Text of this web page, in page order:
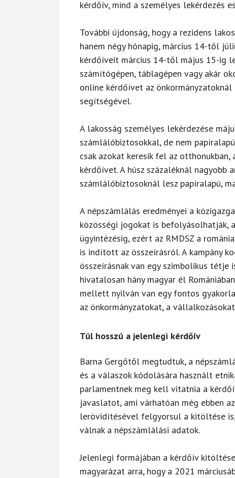
kérdőív, mind a személyes lekérdezés
További újdonság, hogy a rezidens
hanem négy hónapig, március 14-től
kérdőíveit március 14-től május 15-ig
számítógépen, táblagépen vagy akár
online kérdőívet az
segítségével.
A lakosság személyes lekérdezése
számlálóbiztosokkal, de nem
csak azokat keresik fel az
kérdőívet. A húsz százaléknál nagyobb
számlálóbiztosoknál lesz papíralapú,
A népszámlálás eredményei a
közösségi jogokat is befolyásolhatják,
ügyintézésig, ezért az RMDSZ a
is indított az összeírásról. A kampány
összeírásnak van egy szimbolikus
hivatalosan hány magyar él
mellett nyilván van egy fontos
az önkormányzatokat, a
Túl hosszú a jelenlegi kérdőív
Barna Gergőtől megtudtuk, a
és a válaszok kódolására használt
parlamentnek meg kell vitatnia a
javaslatot, ami várhatóan még ebben
lerövidítésével felgyorsul a kitöltése
válnak a népszámlálási adatok.
Jelenlegi formájában a kérdőív
magyarázat arra, hogy a 2021